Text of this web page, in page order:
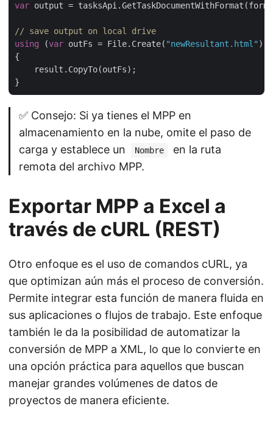
var output =
// save output on local drive
using (var outFs = File.Create( "newResultant.html" ))
{
    result.CopyTo(outFs);
✅ Consejo: Si ya tienes el MPP en
almacenamiento en la nube, omite el paso de
carga y establece un
Nombre
en la ruta
remota del archivo MPP.
Exportar MPP a Excel a
través de cURL (REST)
Otro enfoque es el uso de comandos cURL, ya
que optimizan aún más el proceso de conversión.
Permite integrar esta función de manera fluida en
sus aplicaciones o flujos de trabajo. Este enfoque
también le da la posibilidad de automatizar la
conversión de MPP a XML, lo que lo convierte en
una opción práctica para aquellos que buscan
manejar grandes volúmenes de datos de
proyectos de manera eficiente.